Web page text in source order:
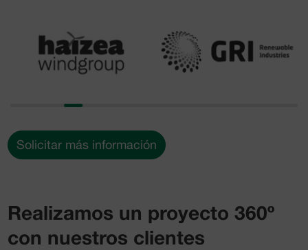
Solicitar más información
Realizamos un proyecto 360º
con nuestros clientes